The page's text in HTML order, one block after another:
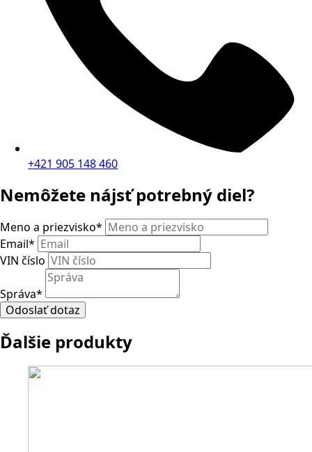
+421 905 148 460
Nemôžete nájsť potrebný diel?
Meno a priezvisko*
Email*
VIN číslo
Správa*
Odoslať dotaz
Ďalšie produkty